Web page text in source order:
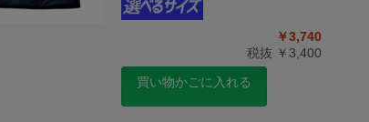
￥3,740
税抜 ￥3,400
買い物かごに入れる